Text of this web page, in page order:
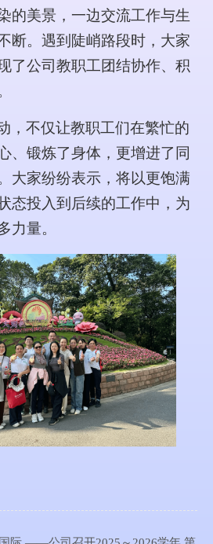
的美景，一边交流工作与生
断。遇到陡峭路段时，大家
了公司教职工团结协作、积
，不仅让教职工们在繁忙的
、锻炼了身体，更增进了同
大家纷纷表示，将以更饱满
态投入到后续的工作中，为
力量。